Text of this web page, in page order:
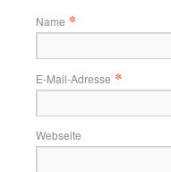
Name *
E-Mail-Adresse *
Webseite